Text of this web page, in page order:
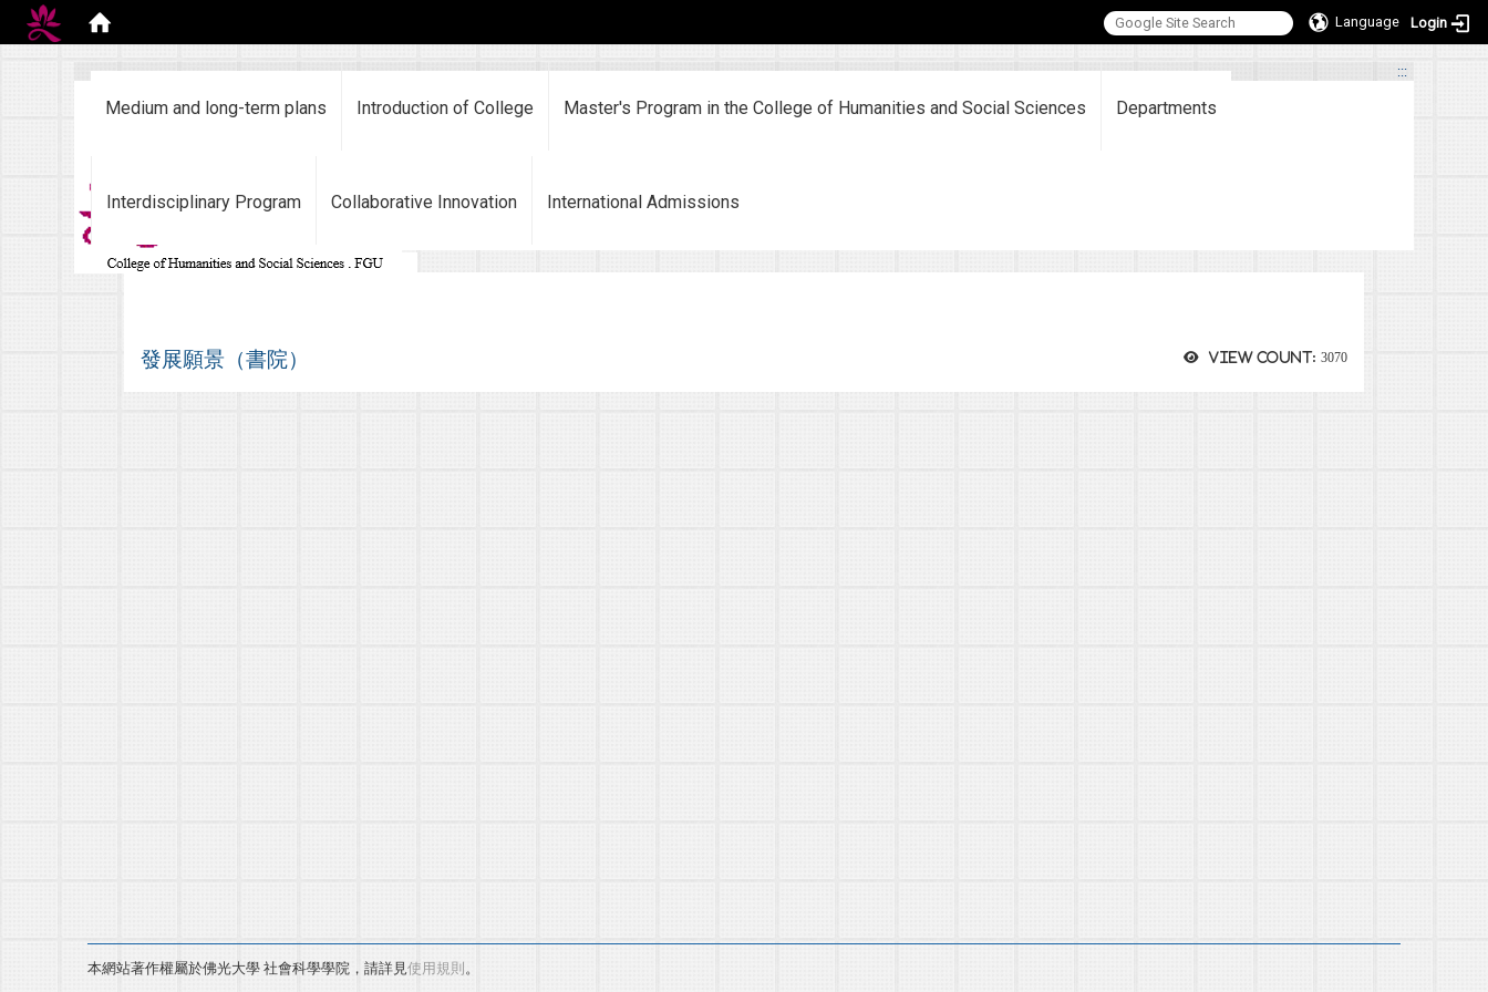
Language Login
:::
Medium and long-term plans
Introduction of College Master's Program in the College of Humanities and Social Sciences Departments
Interdisciplinary Program Collaborative Innovation International Admissions
View count: 3070
發展願景（書院）
本網站著作權屬於佛光大學 社會科學學院，請詳見 使用規則 。